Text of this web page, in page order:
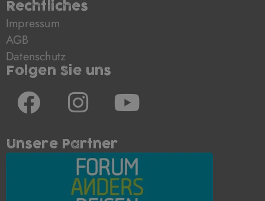
Rechtliches
Impressum
AGB
Datenschutz
Folgen Sie uns
F
a
c
e
I
n
s
t
a
Y
o
t
u
Unsere Partner